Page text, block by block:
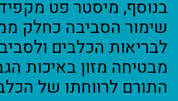
בנוסף, מיסטר פט
שימור הסביבה כחלק
לבריאות הכלבים
מבטיחה מזון באיכות
התורם לרווחתו של